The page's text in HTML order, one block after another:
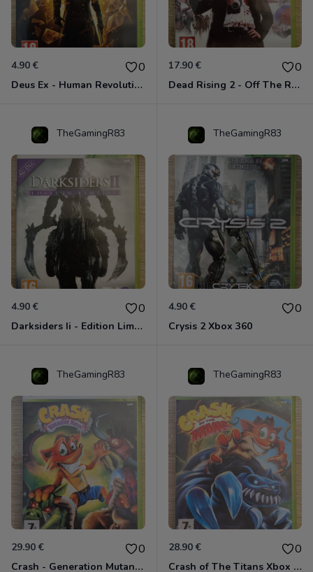
4.90 € 0
Deus Ex - Human Revolution Xbox 360
17.90 € 0
Dead Rising 2 - Off The Record Xbox 360
TheGamingR83
4.90 € 0
Darksiders Ii - Edition Limitée Xbox 360
TheGamingR83
4.90 € 0
Crysis 2 Xbox 360
TheGamingR83
29.90 € 0
Crash - Generation Mutant Xbox 360
TheGamingR83
28.90 € 0
Crash of The Titans Xbox 360